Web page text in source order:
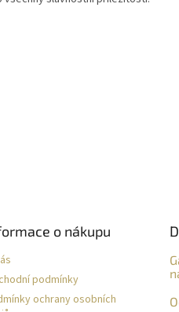
o nákupu
podmínky
ochrany osobních